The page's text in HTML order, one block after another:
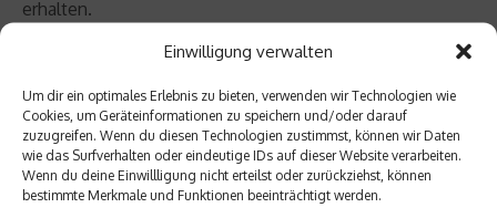
Einwilligung verwalten
Um dir ein optimales Erlebnis zu bieten, verwenden wir Technologien wie
Cookies, um Geräteinformationen zu speichern und/oder darauf
zuzugreifen. Wenn du diesen Technologien zustimmst, können wir Daten
wie das Surfverhalten oder eindeutige IDs auf dieser Website verarbeiten.
Wenn du deine Einwillligung nicht erteilst oder zurückziehst, können
bestimmte Merkmale und Funktionen beeinträchtigt werden.
erhalten.
netzathleten.de: Neben dem Kraftsport studieren Sie
noch Psychologie. Hilft Ihnen Ihr Studium im
Wettkampf oder in der Vorbereitung?
Patrik Baboumian: Grundsätzlich habe ich nie gezielt
versucht, das, was ich im Studium gelernt habe, für das